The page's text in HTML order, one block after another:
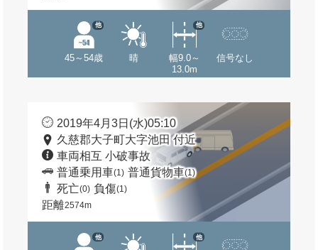
45～54歳
他
晴
幅9.0～
13.0m
他
信号なし
2019年4月3日(水)05:10
久慈郡大子町大字池田 付近
車両相互 小破事故
普通乗用車(1) 普通貨物車(1)
死亡(0) 負傷(1)
距離2574m
他 他